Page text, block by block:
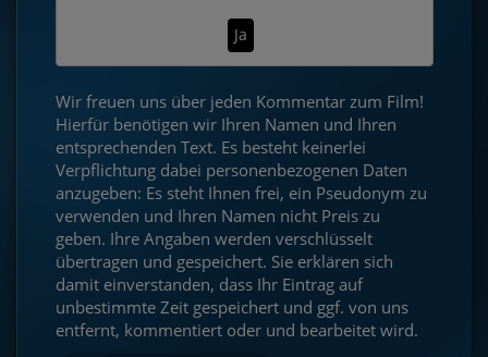
Ja
Wir freuen uns über jeden Kommentar zum Film!
Hierfür benötigen wir Ihren Namen und Ihren
entsprechenden Text. Es besteht keinerlei
Verpflichtung dabei personenbezogenen Daten
anzugeben: Es steht Ihnen frei, ein Pseudonym zu
verwenden und Ihren Namen nicht Preis zu
geben. Ihre Angaben werden verschlüsselt
übertragen und gespeichert. Sie erklären sich
damit einverstanden, dass Ihr Eintrag auf
unbestimmte Zeit gespeichert und ggf. von uns
entfernt, kommentiert oder und bearbeitet wird.